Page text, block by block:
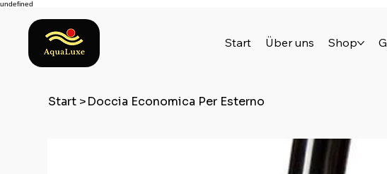
undefined
Start Über uns Shop
Start >Doccia Economica Per Esterno